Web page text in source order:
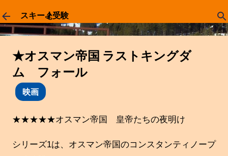
スキップしてメイン コンテンツに移動
スキー🏂受験
★オスマン帝国 ラストキングダ
ム フォール
映画
★★★★★オスマン帝国 皇帝たちの夜明け
シリーズ1は、オスマン帝国のコンスタンティノープ